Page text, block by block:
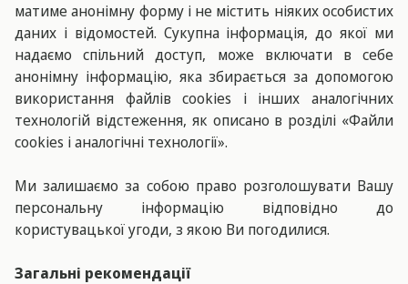
матиме анонімну форму і не містить ніяких особистих
даних і відомостей. Сукупна інформація, до якої ми
надаємо спільний доступ, може включати в себе
анонімну інформацію, яка збирається за допомогою
використання файлів cookies і інших аналогічних
технологій відстеження, як описано в розділі «Файли
cookies і аналогічні технології».
Ми залишаємо за собою право розголошувати Вашу
персональну інформацію відповідно до
користувацької угоди, з якою Ви погодилися.
Загальні рекомендації